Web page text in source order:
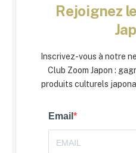
Rejoignez
Inscrivez-vous à notre
Club Zoom Japon :
produits culturels
Email